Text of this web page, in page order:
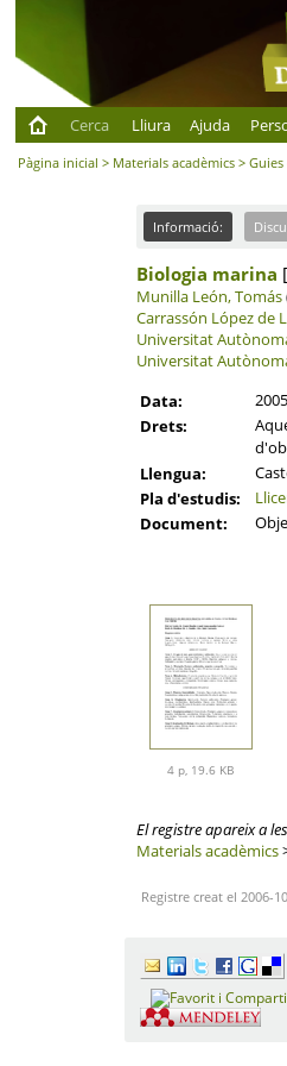
Cerca
Lliura Ajuda
Pàgina inicial > Materials acadèmics >
Informació:
Biologia marina [
Munilla León, Tomás
Carrassón López de
Universitat
Universitat
Data:
Drets:
Llengua:
Pla d'estudis:
Document:
4 p, 19.6 KB
El registre apareix a
Materials acadèmics
Registre creat el 2006-